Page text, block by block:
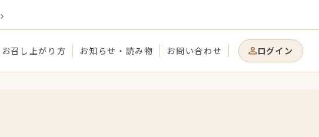
お召し上がり方 お知らせ・読み物 お問い合わせ ログイン